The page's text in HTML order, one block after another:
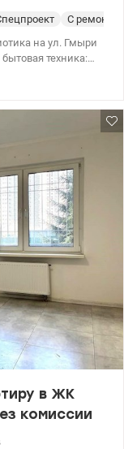
С
на ул. Гмыри
техника:
пешком. Рядом
​​эпицентр,
со
Цена 76000
в ЖК
комиссии